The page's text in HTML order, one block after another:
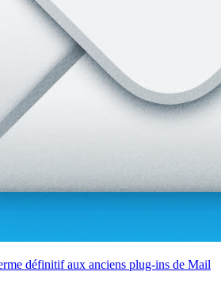
définitif aux anciens plug-ins de Mail